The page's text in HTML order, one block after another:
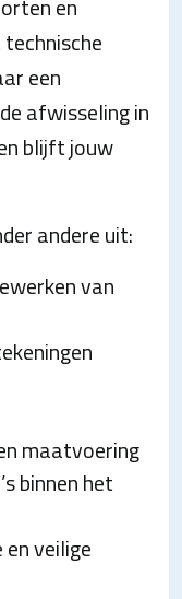
en
een
afwisseling in
blijft jouw
andere uit:
van
maatvoering
binnen het
veilige